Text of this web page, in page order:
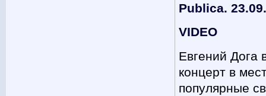
Publica.
VIDEO
Евгений Дога
концерт в
популярные